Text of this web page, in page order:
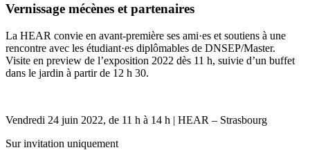
Vernissage mécènes et partenaires
La HEAR convie en avant-première ses ami·es et soutiens à une
rencontre avec les étudiant·es diplômables de DNSEP/Master.
Visite en preview de l’exposition 2022 dès 11 h, suivie d’un buffet
dans le jardin à partir de 12 h 30.
Vendredi 24 juin 2022, de 11 h à 14 h | HEAR – Strasbourg
Sur invitation uniquement